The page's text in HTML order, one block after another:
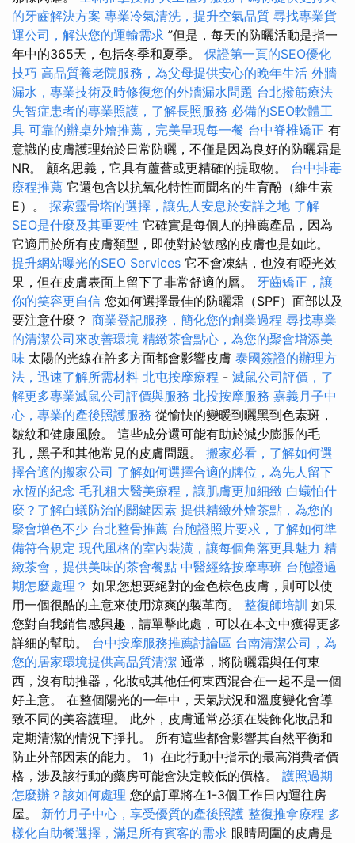
的牙齒解決方案 專業冷氣清洗，提升空氣品質 尋找專業貨
運公司，解決您的運輸需求 ”但是，每天的防曬活動是指一
年中的365天，包括冬季和夏季。 保證第一頁的SEO優化
技巧 高品質養老院服務，為父母提供安心的晚年生活 外牆
漏水，專業技術及時修復您的外牆漏水問題 台北撥筋療法
失智症患者的專業照護，了解長照服務 必備的SEO軟體工
具 可靠的辦桌外燴推薦，完美呈現每一餐 台中脊椎矯正 有
意識的皮膚護理始於日常防曬，不僅是因為良好的防曬霜是
NR。 顧名思義，它具有蘆薈或更精確的提取物。 台中排毒
療程推薦 它還包含以抗氧化特性而聞名的生育酚（維生素
E）。 探索靈骨塔的選擇，讓先人安息於安詳之地 了解
SEO是什麼及其重要性 它確實是每個人的推薦產品，因為
它適用於所有皮膚類型，即使對於敏感的皮膚也是如此。
提升網站曝光的SEO Services 它不會凍結，也沒有啞光效
果，但在皮膚表面上留下了非常舒適的層。 牙齒矯正，讓
你的笑容更自信 您如何選擇最佳的防曬霜（SPF）面部以及
要注意什麼？ 商業登記服務，簡化您的創業過程 尋找專業
的清潔公司來改善環境 精緻茶會點心，為您的聚會增添美
味 太陽的光線在許多方面都會影響皮膚 泰國簽證的辦理方
法，迅速了解所需材料 北屯按摩療程 - 滅鼠公司評價，了
解更多專業滅鼠公司評價與服務 北投按摩服務 嘉義月子中
心，專業的產後照護服務 從愉快的變暖到曬黑到色素斑，
皺紋和健康風險。 這些成分還可能有助於減少膨脹的毛
孔，黑子和其他常見的皮膚問題。 搬家必看，了解如何選
擇合適的搬家公司 了解如何選擇合適的牌位，為先人留下
永恆的紀念 毛孔粗大醫美療程，讓肌膚更加細緻 白蟻怕什
麼？了解白蟻防治的關鍵因素 提供精緻外燴茶點，為您的
聚會增色不少 台北整骨推薦 台胞證照片要求，了解如何準
備符合規定 現代風格的室內裝潢，讓每個角落更具魅力 精
緻茶會，提供美味的茶會餐點 中醫經絡按摩專班 台胞證過
期怎麼處理？ 如果您想要絕對的金色棕色皮膚，則可以使
用一個很酷的主意來使用涼爽的製革商。 整復師培訓 如果
您對自我銷售感興趣，請單擊此處，可以在本文中獲得更多
詳細的幫助。 台中按摩服務推薦討論區 台南清潔公司，為
您的居家環境提供高品質清潔 通常，將防曬霜與任何東
西，沒有助推器，化妝或其他任何東西混合在一起不是一個
好主意。 在整個陽光的一年中，天氣狀況和溫度變化會導
致不同的美容護理。 此外，皮膚通常必須在裝飾化妝品和
定期清潔的情況下掙扎。 所有這些都會影響其自然平衡和
防止外部因素的能力。 1）在此行動中指示的最高消費者價
格，涉及該行動的藥房可能會決定較低的價格。 護照過期
怎麼辦？該如何處理 您的訂單將在1-3個工作日內運往房
屋。 新竹月子中心，享受優質的產後照護 整復推拿療程 多
樣化自助餐選擇，滿足所有賓客的需求 眼睛周圍的皮膚是